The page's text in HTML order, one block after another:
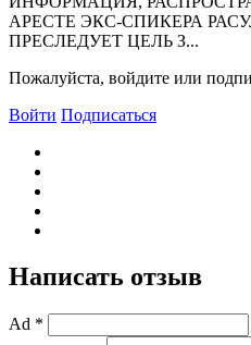
АРЕСТЕ ЭКС-СПИКЕРА
ПРЕСЛЕДУЕТ ЦЕЛЬ З...
Пожалуйста, войдите или
Войти Подписаться
Написать отзыв
Ad *